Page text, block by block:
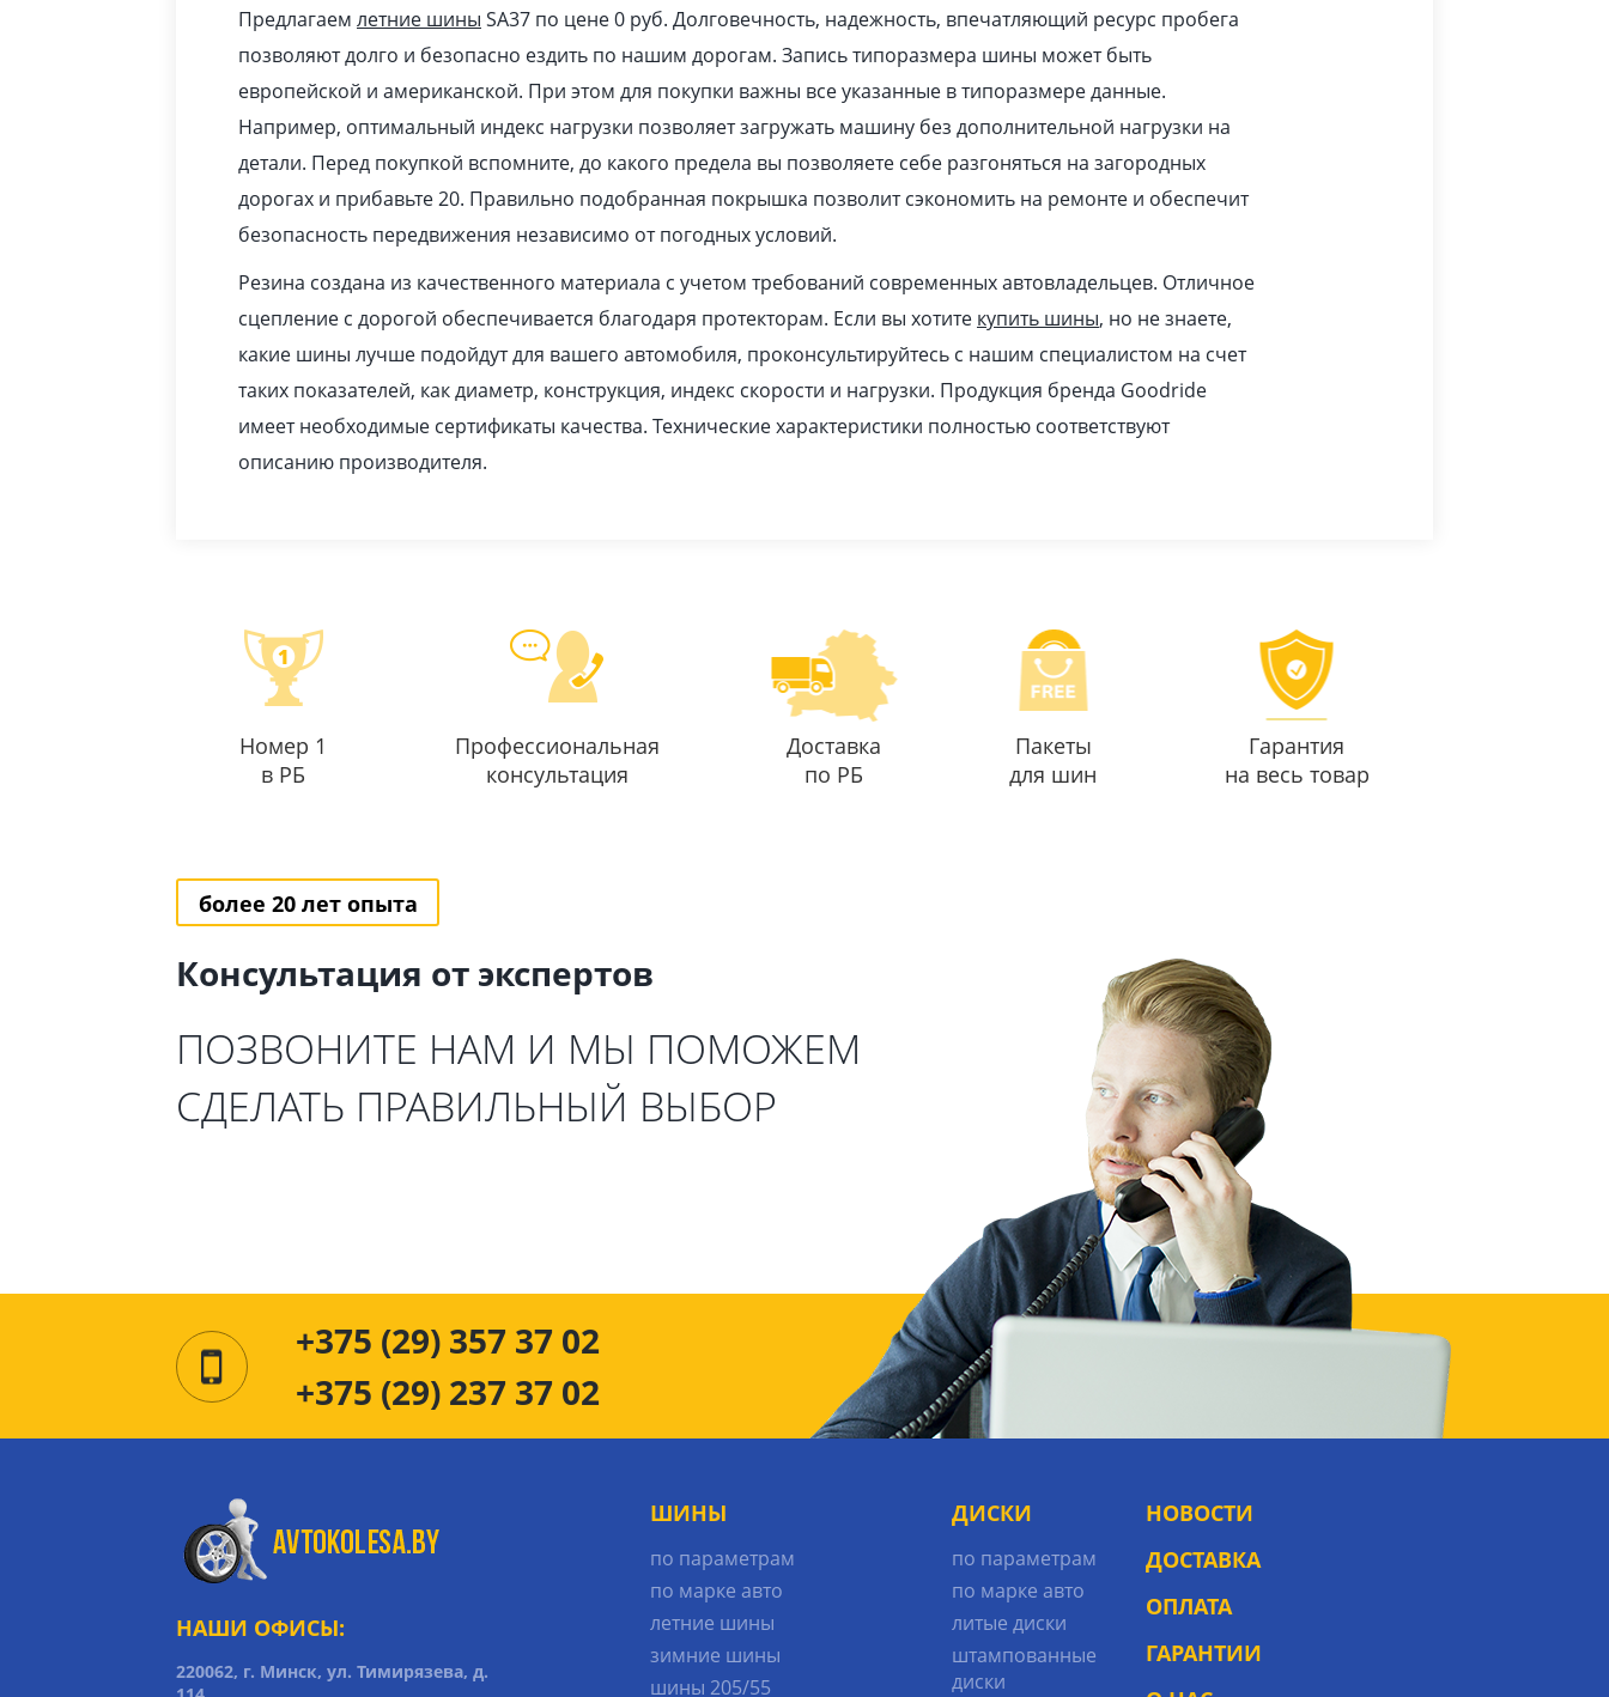
Предлагаем летние шины SA37 по цене 0 руб. Долговечность, надежность, впечатляющий ресурс пробега
позволяют долго и безопасно ездить по нашим дорогам. Запись типоразмера шины может быть
европейской и американской. При этом для покупки важны все указанные в типоразмере данные.
Например, оптимальный индекс нагрузки позволяет загружать машину без дополнительной нагрузки на
детали. Перед покупкой вспомните, до какого предела вы позволяете себе разгоняться на загородных
дорогах и прибавьте 20. Правильно подобранная покрышка позволит сэкономить на ремонте и обеспечит
безопасность передвижения независимо от погодных условий.
Резина создана из качественного материала с учетом требований современных автовладельцев. Отличное
сцепление с дорогой обеспечивается благодаря протекторам. Если вы хотите купить шины, но не знаете,
какие шины лучше подойдут для вашего автомобиля, проконсультируйтесь с нашим специалистом на счет
таких показателей, как диаметр, конструкция, индекс скорости и нагрузки. Продукция бренда Goodride
имеет необходимые сертификаты качества. Технические характеристики полностью соответствуют
описанию производителя.
Номер 1
в РБ
Профессиональная
консультация
Доставка
по РБ
Пакеты
для шин
Гарантия
на весь товар
более 20 лет опыта
Консультация от экспертов
ПОЗВОНИТЕ НАМ И МЫ ПОМОЖЕМ
СДЕЛАТЬ ПРАВИЛЬНЫЙ ВЫБОР
+375 (29) 357 37 02
+375 (29) 237 37 02
НАШИ ОФИСЫ:
220062, г. Минск, ул. Тимирязева, д.
ШИНЫ
по параметрам
по марке авто
летние шины
зимние шины
шины 205/55
ДИСКИ
по параметрам
по марке авто
литые диски
штампованные
диски
НОВОСТИ
ДОСТАВКА
ОПЛАТА
ГАРАНТИИ